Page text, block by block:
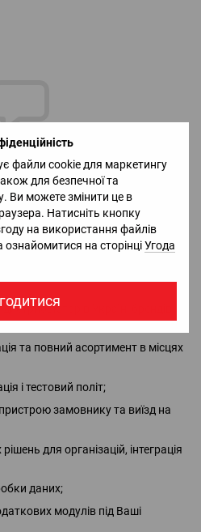
файли cookie для маркетингу
для безпечної та
Ви можете змінити це в
Натисніть кнопку
на використання файлів
на сторінціУгода
відгук
в Україні брендів
всі сертифікати та дозволи;
та повний асортимент в місцях
і тестовий політ;
замовнику та виїзд на
для організацій, інтеграція
даних;
модулів під Ваші